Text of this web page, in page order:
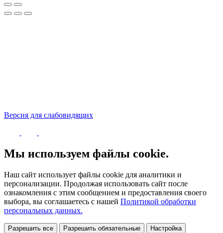
Версия для слабовидящих
Мы используем файлы cookie.
Наш сайт использует файлы cookie для аналитики и
персонализации. Продолжая использовать сайт после
ознакомления с этим сообщением и предоставления своего
выбора, вы соглашаетесь с нашей Политикой обработки
персональных данных.
Разрешить все Разрешить обязательные Настройка